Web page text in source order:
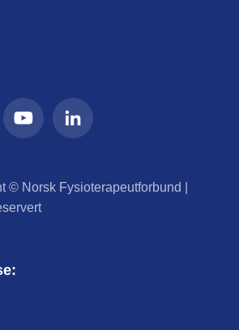
© Norsk Fysioterapeutforbund |